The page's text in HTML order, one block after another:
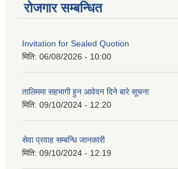
रोजगार सम्बन्धित
Invitation for Sealed Quotion
मिति: 06/08/2026 - 10:00
तालिममा सहभागी हुन आवेदन दिने बारे सूचना
मिति: 09/10/2024 - 12:20
सेवा प्रवाह सम्बन्धि जानकारी
मिति: 09/10/2024 - 12:19